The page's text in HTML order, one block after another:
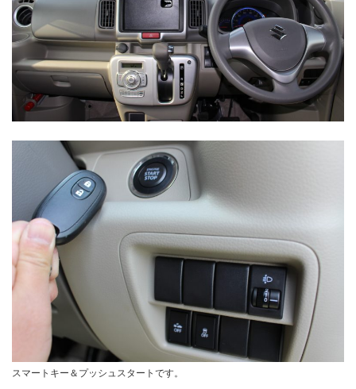
スマートキー＆プッシュスタートです。